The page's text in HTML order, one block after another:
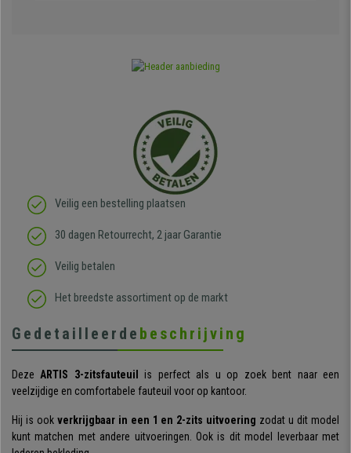
Veilig een bestelling plaatsen
30 dagen Retourrecht, 2 jaar Garantie
Veilig betalen
Het breedste assortiment op de markt
Gedetailleerde beschrijving
DezeARTIS 3-zitsfauteuil
is perfect als u op zoek bent naar een
veelzijdige en comfortabele fauteuil voor op kantoor.
Hij is ook verkrijgbaar in een 1 en 2-zits uitvoering zodat u dit model
kunt matchen met andere uitvoeringen. Ook is dit model leverbaar met